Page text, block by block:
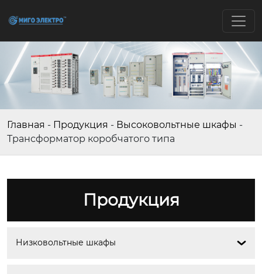
Главная - Продукция - Высоковольтные шкафы -
Трансформатор коробчатого типа
Продукция
Низковольтные шкафы 